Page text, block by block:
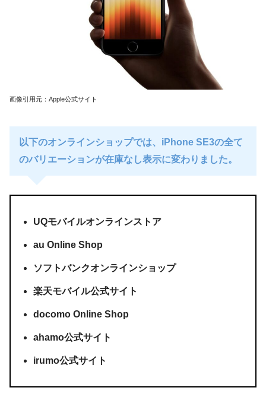
画像引用元：Apple公式サイト
以下のオンラインショップでは、iPhone SE3の全て
のバリエーションが在庫なし表示に変わりました。
UQモバイルオンラインストア
au Online Shop
ソフトバンクオンラインショップ
楽天モバイル公式サイト
docomo Online Shop
ahamo公式サイト
irumo公式サイト